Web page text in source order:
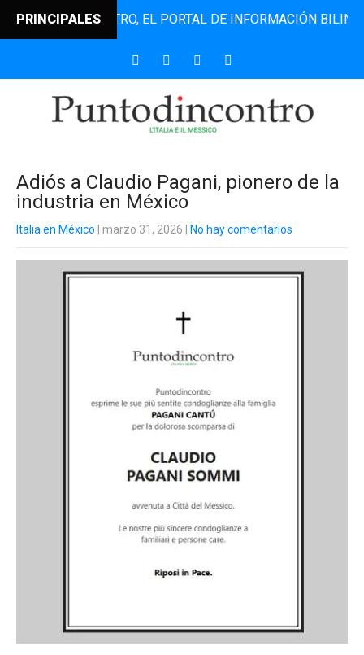
PRINCIPALES EL PORTAL DE INFORMACIÓN BILINGÜE
Adiós a Claudio Pagani, pionero de la
industria en México
Italia en México | marzo 31, 2026 No hay comentarios